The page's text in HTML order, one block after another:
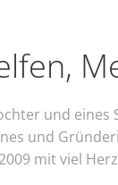
und eines
und
mit viel